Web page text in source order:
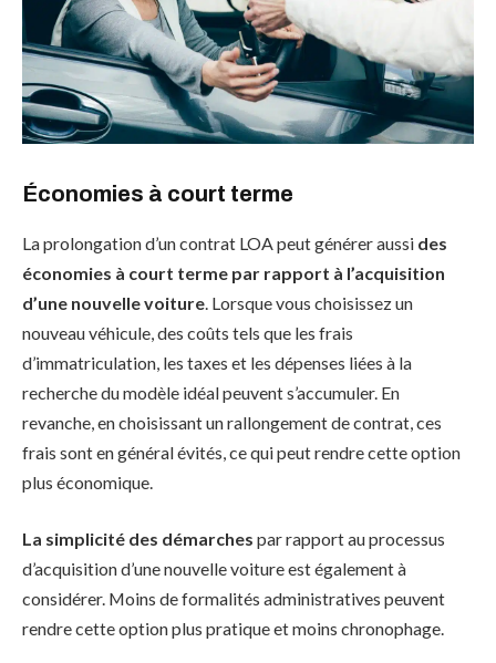
Économies à court terme
La prolongation d’un contrat LOA peut générer aussi des
économies à court terme par rapport à l’acquisition
d’une nouvelle voiture . Lorsque vous choisissez un
nouveau véhicule, des coûts tels que les frais
d’immatriculation, les taxes et les dépenses liées à la
recherche du modèle idéal peuvent s’accumuler. En
revanche, en choisissant un rallongement de contrat, ces
frais sont en général évités, ce qui peut rendre cette option
plus économique.
La simplicité des démarches par rapport au processus
d’acquisition d’une nouvelle voiture est également à
considérer. Moins de formalités administratives peuvent
rendre cette option plus pratique et moins chronophage.